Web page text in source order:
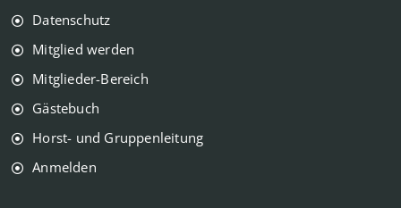
Datenschutz
Mitglied werden
Mitglieder-Bereich
Gästebuch
Horst- und Gruppenleitung
Anmelden